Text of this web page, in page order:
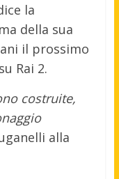
la
della sua
il prossimo
Rai 2.
costruite,
alla